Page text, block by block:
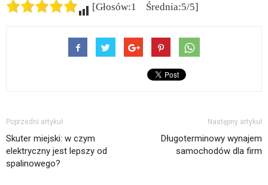
[Głosów:1 Średnia:5/5]
Poprzedni artykuł
Skuter miejski: w czym
elektryczny jest lepszy od
spalinowego?
Następny artykuł
Długoterminowy wynajem
samochodów dla firm